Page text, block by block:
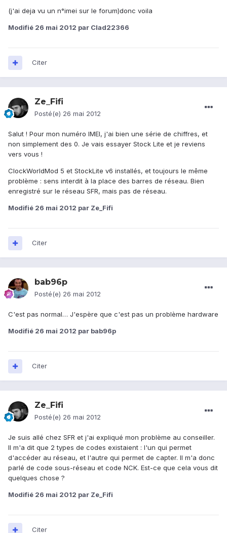
(j'ai deja vu un n°imei sur le forum)donc voila
Modifié 26 mai 2012 par Clad22366
Citer
Ze_Fifi
Posté(e) 26 mai 2012
Salut ! Pour mon numéro IMEI, j'ai bien une série de chiffres, et
non simplement des 0. Je vais essayer Stock Lite et je reviens
vers vous !
ClockWorldMod 5 et StockLite v6 installés, et toujours le même
problème : sens interdit à la place des barres de réseau. Bien
enregistré sur le réseau SFR, mais pas de réseau.
Modifié 26 mai 2012 par Ze_Fifi
Citer
bab96p
Posté(e) 26 mai 2012
C'est pas normal… J'espère que c'est pas un problème hardware
Modifié 26 mai 2012 par bab96p
Citer
Ze_Fifi
Posté(e) 26 mai 2012
Je suis allé chez SFR et j'ai expliqué mon problème au conseiller.
Il m'a dit que 2 types de codes existaient : l'un qui permet
d'accéder au réseau, et l'autre qui permet de capter. Il m'a donc
parlé de code sous-réseau et code NCK. Est-ce que cela vous dit
quelques chose ?
Modifié 26 mai 2012 par Ze_Fifi
Citer